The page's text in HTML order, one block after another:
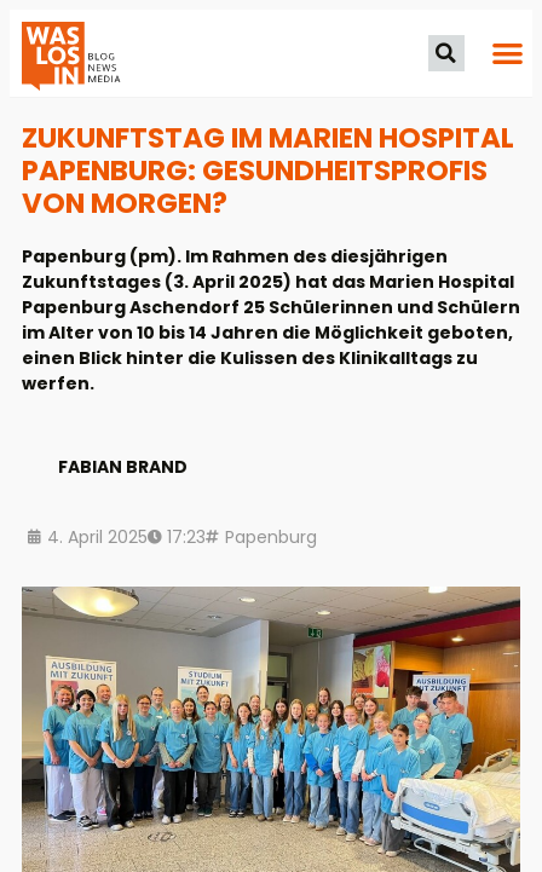
ZUKUNFTSTAG IM MARIEN HOSPITAL
PAPENBURG: GESUNDHEITSPROFIS
VON MORGEN?
Papenburg (pm). Im Rahmen des diesjährigen
Zukunftstages (3. April 2025) hat das Marien Hospital
Papenburg Aschendorf 25 Schülerinnen und Schülern
im Alter von 10 bis 14 Jahren die Möglichkeit geboten,
einen Blick hinter die Kulissen des Klinikalltags zu
werfen.
FABIAN BRAND
4. April 2025 17:23 Papenburg